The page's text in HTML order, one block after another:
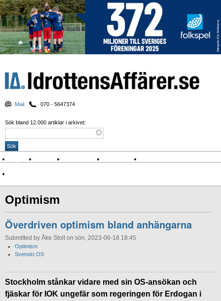
Mail 070 - 5647374
Sök bland 12.000 artiklar i arkivet:
Nyheter Krönikor Sport & spel Nyhetsbrev
Optimism
Överdriven optimism bland anhängarna
Submitted by Åke Stolt on sön, 2023-06-18 18:45
Optimism
Svenskt OS
Stockholm stånkar vidare med sin OS-ansökan och
fjäskar för IOK ungefär som regeringen för Erdogan i